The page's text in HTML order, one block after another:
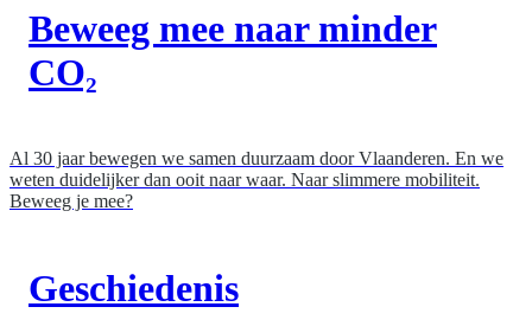
Beweeg mee naar minder
CO₂
Al 30 jaar bewegen we samen duurzaam door Vlaanderen. En we
weten duidelijker dan ooit naar waar. Naar slimmere mobiliteit.
Beweeg je mee?
Geschiedenis